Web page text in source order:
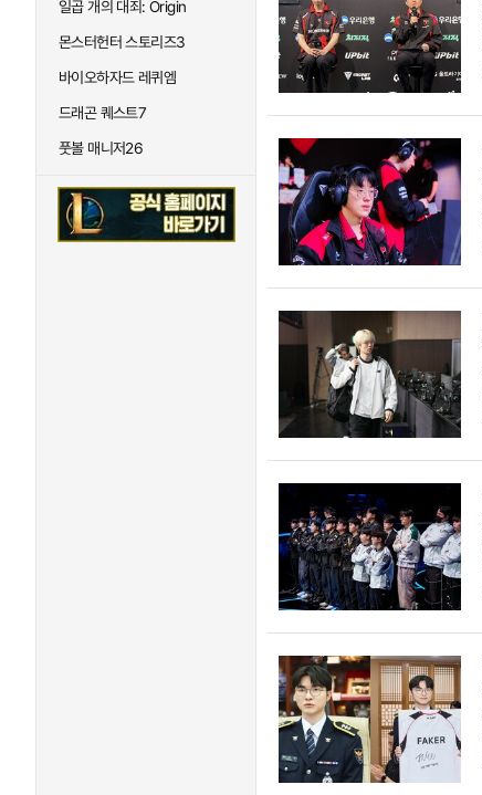
일곱 개의 대죄: Origin
몬스터헌터 스토리즈3
바이오하자드 레퀴엠
드래곤 퀘스트7
풋볼 매니저26